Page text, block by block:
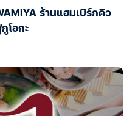
ร้านแฮมเบิร์กคิว
โอกะ